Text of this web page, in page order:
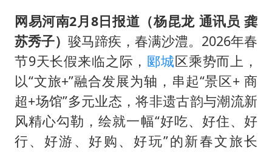
女子开一天一夜空调后二氧化碳中毒
台风白海豚最新路径研判来了
船舶避风项目停工 多地全力防台风
命案逃犯躲进深山21年活得像野人
现代版摸金校尉落网查获400多枚古币
服务实体经济 财政金融打出组合拳
网易河南2月8日报道（杨昆龙 通讯员 龚
苏秀子） 骏马蹄疾，春满沙澧。2026年春
节9天长假来临之际， 郾城区乘势而上，
以“文旅+”融合发展为轴，串起“景区+ 商
超+场馆”多元业态，将非遗古韵与潮流新
风精心勾勒，绘就一幅“好吃、好住、好
行、好游、好购、好玩”的新春文旅长